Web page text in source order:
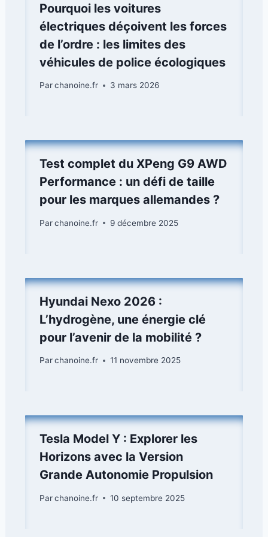
Pourquoi les voitures
électriques déçoivent les forces
de l’ordre : les limites des
véhicules de police écologiques
Parchanoine.fr 3 mars 2026
Test complet du XPeng G9 AWD
Performance : un défi de taille
pour les marques allemandes ?
Parchanoine.fr 9 décembre 2025
Hyundai Nexo 2026 :
L’hydrogène, une énergie clé
pour l’avenir de la mobilité ?
Parchanoine.fr 11 novembre 2025
Tesla Model Y : Explorer les
Horizons avec la Version
Grande Autonomie Propulsion
Parchanoine.fr 10 septembre 2025